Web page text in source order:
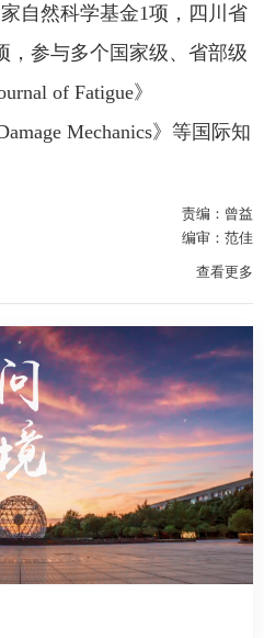
自然科学基金1项，四川省
，参与多个国家级、省部级
of Fatigue》
Mechanics》等国际知
责编：曾益
编审：范佳
查看更多